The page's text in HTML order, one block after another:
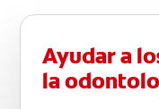
Ayudar a
la